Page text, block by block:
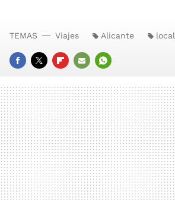
FACEBOOK
TWITTERFLIPBOARD
E-
MAIL
WHATSAPP
TEMAS Viajes Alicante local